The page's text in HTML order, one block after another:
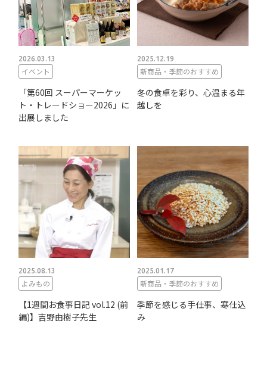
2026.03.13
イベント
「第60回 スーパーマーケッ
ト・トレードショー2026」に
出展しました
2025.12.19
新商品・季節のおすすめ
冬の食卓を彩り、心温まる年
越しを
2025.08.13
よみもの
【1週間お食事日記 vol.12 (前
編)】吉野由樹子先生
2025.01.17
新商品・季節のおすすめ
季節を感じる手仕事、寒仕込
み